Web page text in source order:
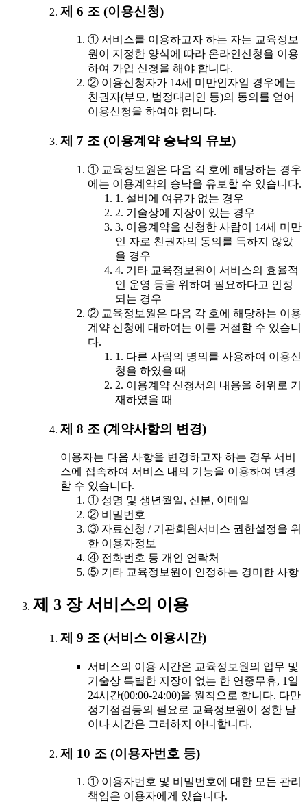
제 6 조 (이용신청)
① 서비스를 이용하고자 하는 자는 교육정보
원이 지정한 양식에 따라 온라인신청을 이용
하여 가입 신청을 해야 합니다.
② 이용신청자가 14세 미만인자일 경우에는
친권자(부모, 법정대리인 등)의 동의를 얻어
이용신청을 하여야 합니다.
제 7 조 (이용계약 승낙의 유보)
① 교육정보원은 다음 각 호에 해당하는 경우
에는 이용계약의 승낙을 유보할 수 있습니다.
1. 설비에 여유가 없는 경우
2. 기술상에 지장이 있는 경우
3. 이용계약을 신청한 사람이 14세 미만
인 자로 친권자의 동의를 득하지 않았
을 경우
4. 기타 교육정보원이 서비스의 효율적
인 운영 등을 위하여 필요하다고 인정
되는 경우
② 교육정보원은 다음 각 호에 해당하는 이용
계약 신청에 대하여는 이를 거절할 수 있습니
다.
1. 다른 사람의 명의를 사용하여 이용신
청을 하였을 때
2. 이용계약 신청서의 내용을 허위로 기
재하였을 때
제 8 조 (계약사항의 변경)
이용자는 다음 사항을 변경하고자 하는 경우 서비
스에 접속하여 서비스 내의 기능을 이용하여 변경
할 수 있습니다.
① 성명 및 생년월일, 신분, 이메일
② 비밀번호
③ 자료신청 / 기관회원서비스 권한설정을 위
한 이용자정보
④ 전화번호 등 개인 연락처
⑤ 기타 교육정보원이 인정하는 경미한 사항
제 3 장 서비스의 이용
제 9 조 (서비스 이용시간)
서비스의 이용 시간은 교육정보원의 업무 및
기술상 특별한 지장이 없는 한 연중무휴, 1일
24시간(00:00-24:00)을 원칙으로 합니다. 다만
정기점검등의 필요로 교육정보원이 정한 날
이나 시간은 그러하지 아니합니다.
제 10 조 (이용자번호 등)
① 이용자번호 및 비밀번호에 대한 모든 관리
책임은 이용자에게 있습니다.